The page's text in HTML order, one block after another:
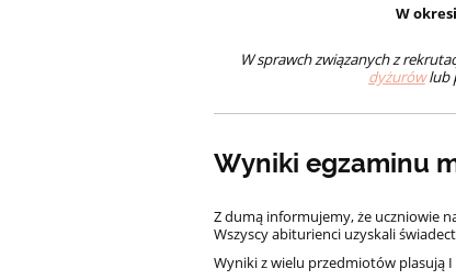
W
W sprawch związanych z
dyżurówlub
Wyniki egzaminu
Z dumą informujemy, że uczniowie
Wszyscy abiturienci uzyskali
Wyniki z wielu przedmiotów plasują